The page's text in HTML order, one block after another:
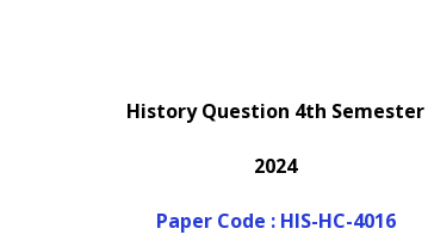
History Question 4th Semester
2024
Paper Code : HIS-HC-4016